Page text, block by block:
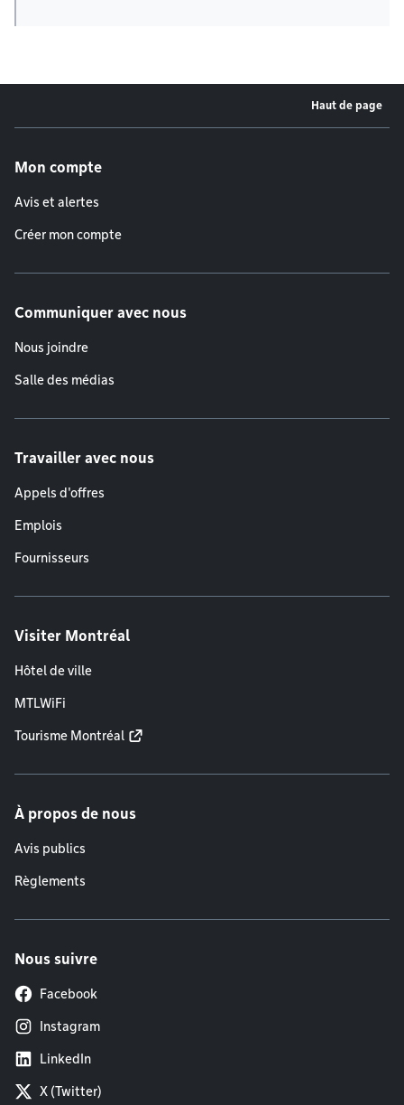
Haut de page
Mon compte
Avis et alertes
Créer mon compte
Communiquer avec nous
Nous joindre
Salle des médias
Travailler avec nous
Appels d'offres
Emplois
Fournisseurs
Visiter Montréal
Hôtel de ville
MTLWiFi
Tourisme Montréal
À propos de nous
Avis publics
Règlements
Nous suivre
Facebook
Instagram
LinkedIn
X (Twitter)